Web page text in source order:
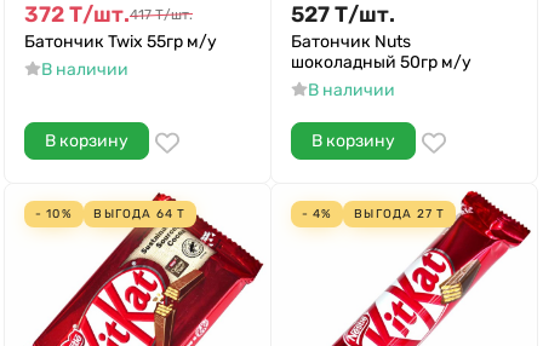
372Т/шт.417 Т/шт.
Батончик Twix 55гр м/у
В наличии
В корзину
527Т/шт.
Батончик Nuts
шоколадный 50гр м/у
В наличии
В корзину
- 10% ВЫГОДА 64 Т - 4% ВЫГОДА 27 Т